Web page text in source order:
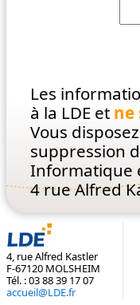
Les
à la LDE et ne
Vous
suppression
Informatique
4 rue Alfred
4, rue Alfred Kastler
F-67120 MOLSHEIM
Tél. : 03 88 39 17 07
accueil@LDE.fr